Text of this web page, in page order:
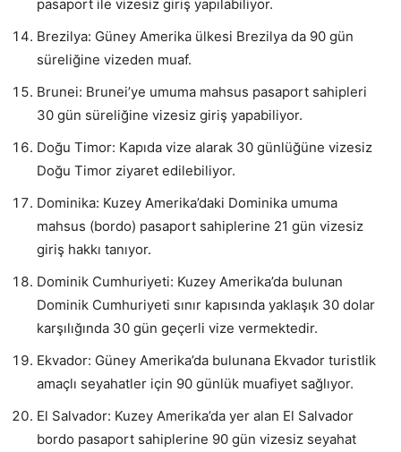
pasaport ile vizesiz giriş yapılabiliyor.
Brezilya: Güney Amerika ülkesi Brezilya da 90 gün
süreliğine vizeden muaf.
Brunei: Brunei’ye umuma mahsus pasaport sahipleri
30 gün süreliğine vizesiz giriş yapabiliyor.
Doğu Timor: Kapıda vize alarak 30 günlüğüne vizesiz
Doğu Timor ziyaret edilebiliyor.
Dominika: Kuzey Amerika’daki Dominika umuma
mahsus (bordo) pasaport sahiplerine 21 gün vizesiz
giriş hakkı tanıyor.
Dominik Cumhuriyeti: Kuzey Amerika’da bulunan
Dominik Cumhuriyeti sınır kapısında yaklaşık 30 dolar
karşılığında 30 gün geçerli vize vermektedir.
Ekvador: Güney Amerika’da bulunana Ekvador turistlik
amaçlı seyahatler için 90 günlük muafiyet sağlıyor.
El Salvador: Kuzey Amerika’da yer alan El Salvador
bordo pasaport sahiplerine 90 gün vizesiz seyahat